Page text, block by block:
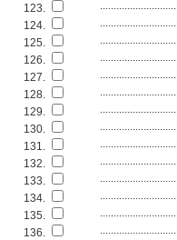
123.
............................
124.
............................
125.
............................
126.
............................
127.
............................
128.
............................
129.
............................
130.
............................
131.
............................
132.
............................
133.
............................
134.
............................
135.
............................
136.
............................